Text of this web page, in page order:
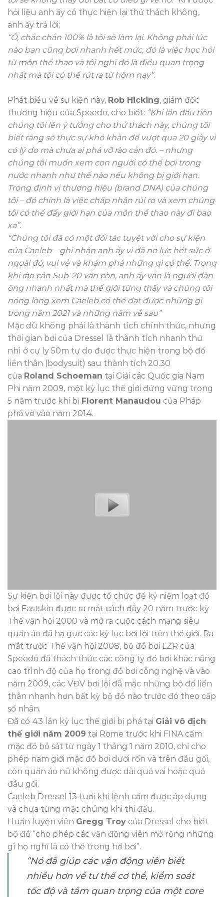
hỏi liệu anh ấy có thực hiện lại thử thách không,
anh ấy trả lời;
“Ồ, chắc chắn 100% là tôi sẽ làm lại. Không phải lúc
nào bạn cũng bơi nhanh hết mức, đó là việc học hỏi
từ môn thể thao và tôi nghĩ đó là điều quan trọng
nhất mà tôi có thể rút ra từ hôm nay”.
Phát biểu về sự kiện này, Rob Hicking, giám đốc
thương hiệu của Speedo, cho biết: “Khi lần đầu tiên
chúng tôi lên ý tưởng cho thử thách này, chúng tôi
biết rằng sẽ thực sự khó khăn để vượt qua 20 giây vì
có lý do mà chưa ai phá vỡ rào cản đó. – nhưng
chúng tôi muốn xem con người có thể bơi trong
nước nhanh như thế nào nếu không bị giới hạn.
Trong định vị thương hiệu (brand DNA) của chúng
tôi – đó chính là việc chấp nhận rủi ro và xem chúng
tôi có thể đẩy giới hạn của môn thể thao này đi bao
xa”.
“Chúng tôi đã có một đối tác tuyệt vời cho sự kiện
của Caeleb – ghi nhận anh ấy vì đã nỗ lực hết sức ở
ngoài đó, vui vẻ và khám phá những gì có thể. Trong
khi rào cản Sub-20 vẫn còn, anh ấy vẫn là người đàn
ông nhanh nhất mà thế giới từng thấy và chúng tôi
nóng lòng xem Caeleb có thể đạt được những gì
trong năm 2021 và những năm về sau”
Mặc dù không phải là thành tích chính thức, nhưng
thời gian bơi của Dressel là thành tích nhanh thứ
nhì ở cự ly 50m tự do được thực hiện trong bộ đồ
liền thân (bodysuit) sau thành tích 20.30
của Roland Schoeman tại Giải các Quốc gia Nam
Phi năm 2009, một kỷ lục thế giới đứng vững trong
5 năm trước khi bị Florent Manaudou của Pháp
phá vỡ vào năm 2014.
Sự kiện bơi lội này được tổ chức để kỷ niệm loạt đồ
bơi Fastskin được ra mắt cách đây 20 năm trước kỳ
Thế vận hội 2000 và mở ra cuộc cách mạng siêu
quần áo đã hạ gục các kỷ lục bơi lội trên thế giới. Ra
mắt trước Thế vận hội 2008, bộ đồ bơi LZR của
Speedo đã thách thức các công ty đồ bơi khác nâng
cao trình độ của họ trong đồ bơi công nghệ và vào
năm 2009, các VĐV bơi lội đã mặc những bộ đồ liền
thân nhanh hơn bất kỳ bộ đồ nào trước đó theo cấp
số nhân.
Đã có 43 lần kỷ lục thế giới bị phá tại Giải vô địch
thế giới năm 2009 tại Rome trước khi FINA cấm
mặc đồ bó sát từ ngày 1 tháng 1 năm 2010, chỉ cho
phép nam giới mặc đồ bơi dưới rốn và trên đầu gối,
còn quần áo nữ không được dài quá vai hoặc quá
đầu gối.
Caeleb Dressel 13 tuổi khi lệnh cấm được áp dụng
và chưa từng mặc chúng khi thi đấu.
Huấn luyện viên Gregg Troy của Dressel cho biết
bộ đồ “cho phép các vận động viên mở rộng những
gì họ nghĩ là có thể trong hồ bơi”.
“Nó đã giúp các vận động viên biết
nhiều hơn về tư thế cơ thể, kiểm soát
tốc độ và tầm quan trọng của một core